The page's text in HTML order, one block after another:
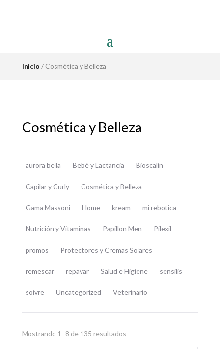
Inicio / Cosmética y Belleza
Cosmética y Belleza
aurora bella Bebé y Lactancia Bioscalin
Capilar y Curly Cosmética y Belleza
Gama Massoni Home kream mi rebotica
Nutrición y Vitaminas Papillon Men Pilexil
promos Protectores y Cremas Solares
remescar repavar Salud e Higiene sensilis
soivre Uncategorized Veterinario
Mostrando 1–8 de 135 resultados